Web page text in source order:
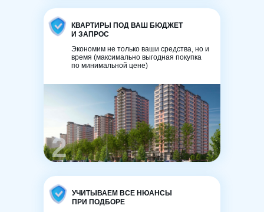
2
КВАРТИРЫ ПОД ВАШ БЮДЖЕТ
И ЗАПРОС
Экономим не только ваши средства, но и
время (максимально выгодная покупка
по минимальной цене)
УЧИТЫВАЕМ ВСЕ НЮАНСЫ
ПРИ ПОДБОРЕ